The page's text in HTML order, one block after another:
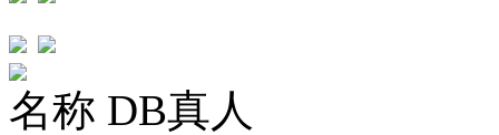
名称 DB真人